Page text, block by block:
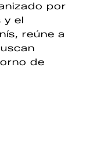
por
y el
reúne a
de